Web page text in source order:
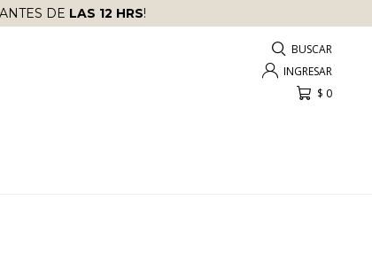
DE LAS 12 HRS!
$ 0